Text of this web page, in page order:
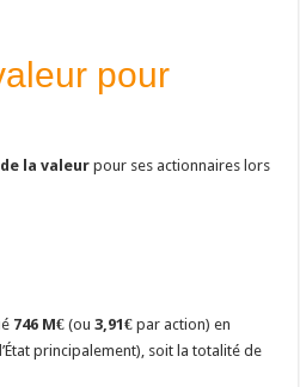
pour
la valeur pour ses actionnaires lors
746 M€ (ou3,91€ par action) en
principalement), soit la totalité de